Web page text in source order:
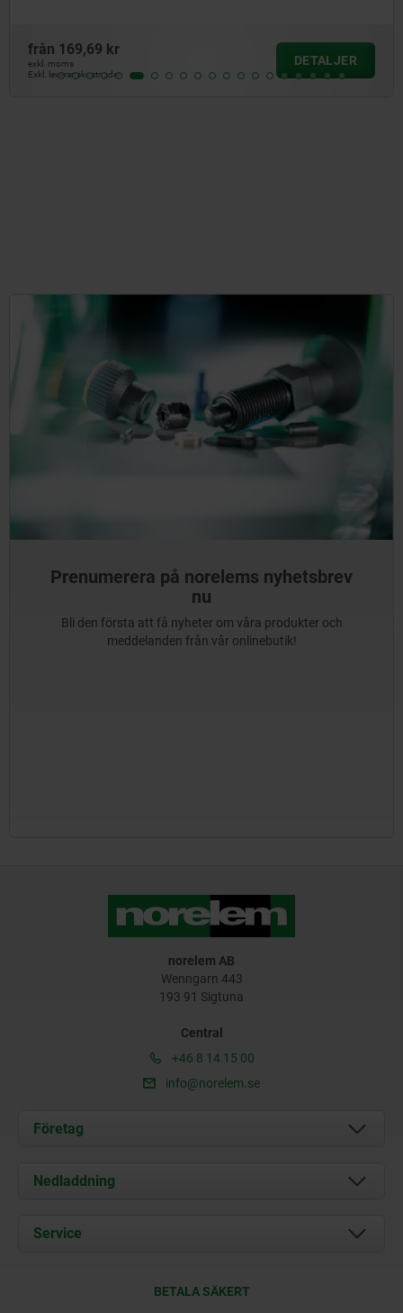
från 169,69 kr
exkl. moms
Exkl. leveranskostnader
DETALJER
Prenumerera på norelems nyhetsbrev
nu
Bli den första att få nyheter om våra produkter och
meddelanden från vår onlinebutik!
norelem AB
Wenngarn 443
193 91 Sigtuna
Central
+46 8 14 15 00
info@norelem.se
Företag
Om oss
Kontakt
Nedladdning
Documents
Service
BETALA SÄKERT